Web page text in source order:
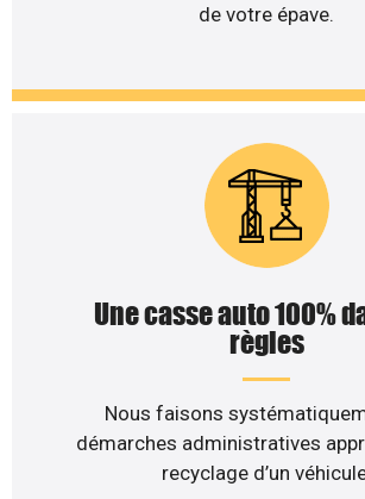
de votre épave.
Une casse auto 100%
règles
Nous faisons
démarches administratives
recyclage d’un